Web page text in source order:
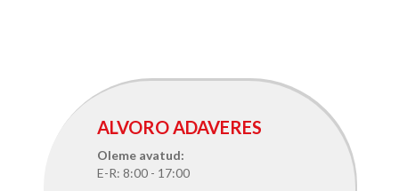
ALVORO ADAVERES
Oleme avatud:
E-R: 8:00 - 17:00